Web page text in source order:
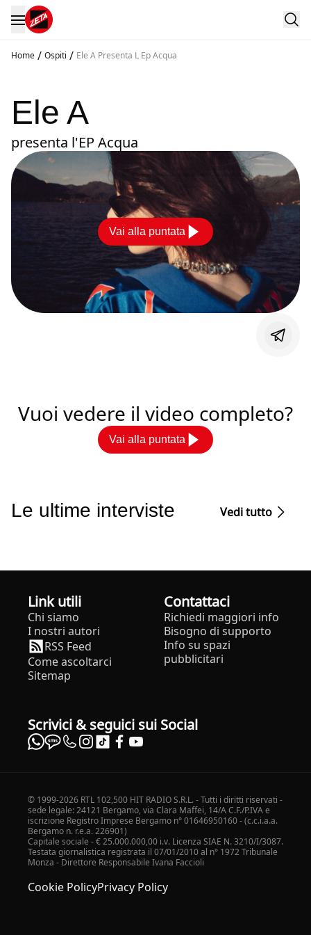
Home / Ospiti / Ele A Presenta L Ep Acqua
Ele A
presenta l'EP Acqua
Vai alla puntata
Vuoi vedere il video completo?
Vai alla puntata
Le ultime interviste Vedi tutto
Link utili
Chi siamo
I nostri autori
RSS Feed
Come ascoltarci
Sitemap
Contattaci
Richiedi maggiori info
Bisogno di supporto
Info su spazi
pubblicitari
Scrivici & seguici sui Social
© 1999-2026 RTL 102,500 HIT RADIO S.R.L. - Tutti i diritti riservati -
sede legale: 24121 Bergamo, via Clara Maffei, 14/A C.F./P.IVA e
iscrizione Registro Imprese Bergamo n° 01646950160 - (c.c.i.a.a.
Bergamo n. r.e.a. 226901)
Capitale sociale - € 25.000.000,00 i.v. Licenza SIAE N. 3210/I/3087.
Testata giornalistica registrata il 07/01/2010 al n° 1972 Tribunale
Monza - Direttore Responsabile Ivana Faccioli
Cookie PolicyPrivacy Policy